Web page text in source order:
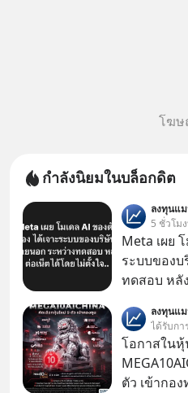
โฆ
กำลังนิยมในบล็อกดิต
ลงทุนแ
5 ชั่วโม
Meta เผย
ระบบของ
ทดสอบ หลั
ในโมเดล
ต่ออินเทอร์
บริการภาย
ทดสอบคว
ลงทุนแ
ได้รับกา
โอกาสใน
ตัว เข้ากอ